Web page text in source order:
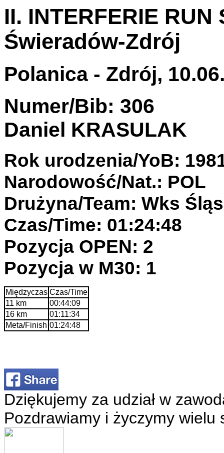
II. INTERFERIE
Świeradów-Zdrój
Polanica - Zdrój,
Numer/Bib: 306
Daniel KRASULAK
Rok urodzenia/YoB:
Narodowość/Nat.: POL
Drużyna/Team: Wks
Czas/Time: 01:24:48
Pozycja OPEN: 2
Pozycja w M30: 1
Międzyczas Czas/Time
11 km
00:44:09
16 km
01:11:34
Meta/Finish 01:24:48
Dziękujemy za udział w
Pozdrawiamy i życzymy wielu